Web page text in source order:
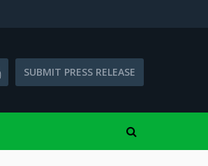
SUBMIT PRESS RELEASE